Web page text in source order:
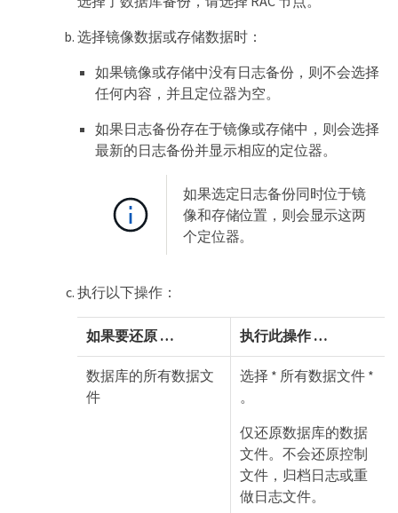
选择镜像数据或存储数据时：
如果镜像或存储中没有日志备份，则不会选择
任何内容，并且定位器为空。
如果日志备份存在于镜像或存储中，则会选择
最新的日志备份并显示相应的定位器。
如果选定日志备份同时位于镜
像和存储位置，则会显示这两
个定位器。
执行以下操作：
如果要还原 …​ 执行此操作 …​
数据库的所有数据文
件
选择 * 所有数据文件 *
。
仅还原数据库的数据
文件。不会还原控制
文件，归档日志或重
做日志文件。